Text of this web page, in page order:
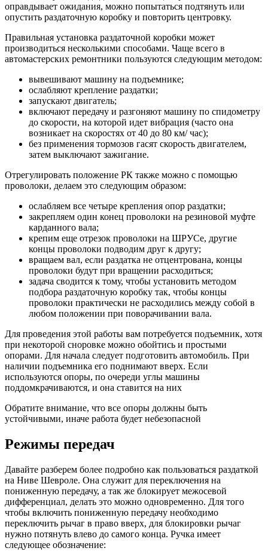
оправдывает ожидания, можно попытаться подтянуть или
опустить раздаточную коробку и повторить центровку.
Правильная установка раздаточной коробки может
производиться несколькими способами. Чаще всего в
автомастерских ремонтники пользуются следующим методом:
вывешивают машину на подъемнике;
ослабляют крепление раздатки;
запускают двигатель;
включают передачу и разгоняют машину по спидометру
до скорости, на которой идет вибрация (часто она
возникает на скоростях от 40 до 80 км/ час);
без применения тормозов гасят скорость двигателем,
затем выключают зажигание.
Отрегулировать положение РК также можно с помощью
проволоки, делаем это следующим образом:
ослабляем все четыре крепления опор раздатки;
закрепляем один конец проволоки на резиновой муфте
карданного вала;
крепим еще отрезок проволоки на ШРУСе, другие
концы проволоки подводим друг к другу;
вращаем вал, если раздатка не отцентрована, концы
проволоки будут при вращении расходиться;
задача сводится к тому, чтобы установить методом
подбора раздаточную коробку так, чтобы концы
проволоки практически не расходились между собой в
любом положении при поворачивании вала.
Для проведения этой работы вам потребуется подъемник, хотя
при некоторой сноровке можно обойтись и простыми
опорами. Для начала следует подготовить автомобиль. При
наличии подъемника его поднимают вверх. Если
используются опоры, по очереди углы машины
поддомкрачиваются, и она ставится на них
Обратите внимание, что все опоры должны быть
устойчивыми, иначе работа будет небезопасной
Режимы передач
Давайте разберем более подробно как пользоваться раздаткой
на Ниве Шевроле. Она служит для переключения на
пониженную передачу, а так же блокирует межосевой
дифференциал, делать это можно одновременно. Для того
чтобы включить пониженную передачу необходимо
переключить рычаг в право вверх, для блокировки рычаг
нужно потянуть влево до самого конца. Ручка имеет
следующее обозначение: